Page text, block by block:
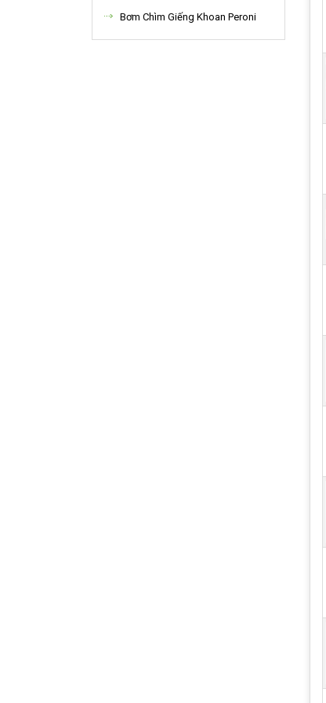
Bơm Chìm Giếng Khoan Peroni